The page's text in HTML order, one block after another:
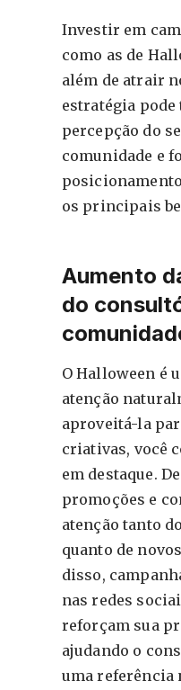
Investir em
como as de
além de atrair
estratégia
percepção do
comunidade e
os principais
Aumento
do
O Halloween é
atenção
aproveitá-la
criativas, você
em destaque.
promoções e
atenção tanto
quanto de
disso,
nas redes
reforçam sua
ajudando o
uma referência